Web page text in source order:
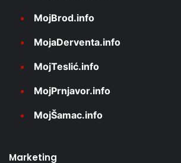
MojBrod.info
MojaDerventa.info
MojTeslić.info
MojPrnjavor.info
MojŠamac.info
Marketing